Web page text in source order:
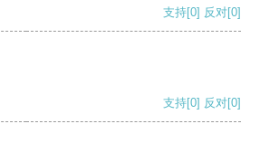
支持[0] 反对[0]
支持[0] 反对[0]